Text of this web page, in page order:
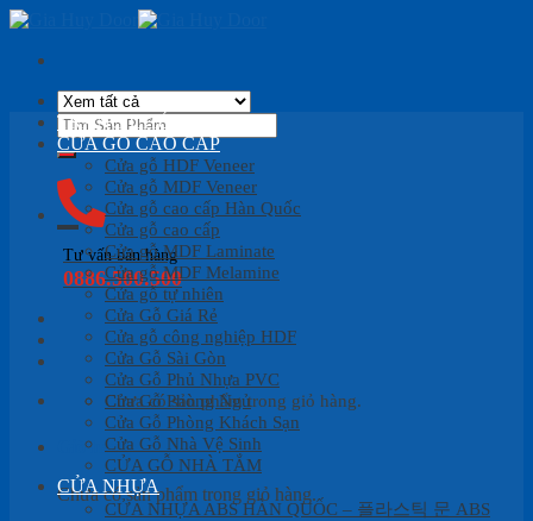
Skip
content
Tìm
kiếm:
Tư vấn bán hàng
0886.500.500
Chưa có sản phẩm trong giỏ hàng.
Giỏ hàng
Chưa có sản phẩm trong giỏ hàng.
TRANG CHỦ
CỬA GỖ CAO CẤP
Cửa gỗ HDF Veneer
Cửa gỗ MDF Veneer
Cửa gỗ cao cấp Hàn Quốc
Cửa gỗ cao cấp
Cửa gỗ MDF Laminate
Cửa gỗ MDF Melamine
Cửa gỗ tự nhiên
Cửa Gỗ Giá Rẻ
Cửa gỗ công nghiệp HDF
Cửa Gỗ Sài Gòn
Cửa Gỗ Phủ Nhựa PVC
Cửa Gỗ Phòng Ngủ
Cửa Gỗ Phòng Khách Sạn
Cửa Gỗ Nhà Vệ Sinh
CỬA GỖ NHÀ TẮM
CỬA NHỰA
CỬA NHỰA ABS HÀN QUỐC – 플라스틱 문 ABS